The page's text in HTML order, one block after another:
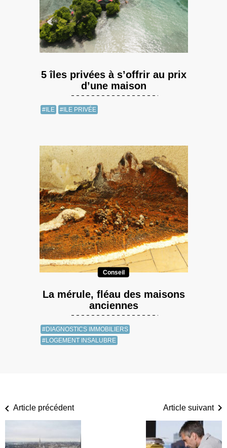
5 îles privées à s’offrir au prix
d’une maison
#ILE #ILE PRIVÉE
Conseil
La mérule, fléau des maisons
anciennes
#DIAGNOSTICS IMMOBILIERS
#LOGEMENT INSALUBRE
Article précédent Article suivant